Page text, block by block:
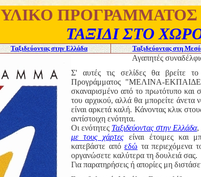
ΥΛΙΚΟ
ΤΑΞΙΔΙ ΣΤΟ
Ταξιδεύοντας στην Ελλάδα Ταξιδεύοντας στη
Αγαπητές
Σ' αυτές τις σελίδες θα
Προγράμματος "ΜΕΛΙΝΑ-
σκαναρισμένο από το πρωτότυπο και
του αρχικού, αλλά θα μπορείτε
είναι αρκετά καλή. Κάνοντας κλικ
αντίστοιχη ενότητα.
Οι ενότητες Ταξιδεύοντας στην Ελλάδα,
με τους χάρτες
είναι έτοιμες και
κατεβάστε από εδώ τα περιεχόμενα
οργανώσετε καλύτερα τη δουλειά σας.
Για παρατηρήσεις ή απορίες μη